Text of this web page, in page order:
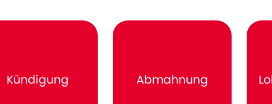
Kündigung Abmahnung